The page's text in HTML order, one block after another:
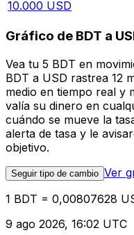
10.000 USD
Gráfico de BDT a
Vea tu 5 BDT en
BDT a USD rastrea 12
medio en tiempo real y
valía su dinero en
cuándo se mueve la
alerta de tasa y le
objetivo.
Seguir tipo de cambio Ver
1 BDT = 0,00807628
9 ago 2026, 16:02 UTC